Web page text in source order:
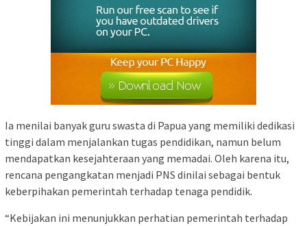
Ia menilai banyak guru swasta di Papua yang memiliki dedikasi
tinggi dalam menjalankan tugas pendidikan, namun belum
mendapatkan kesejahteraan yang memadai. Oleh karena itu,
rencana pengangkatan menjadi PNS dinilai sebagai bentuk
keberpihakan pemerintah terhadap tenaga pendidik.
“Kebijakan ini menunjukkan perhatian pemerintah terhadap